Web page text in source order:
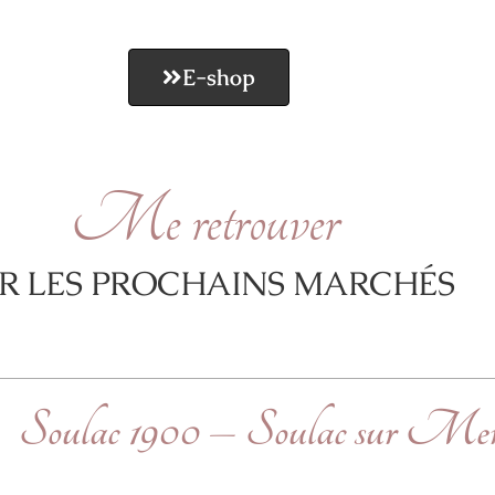
E-shop
Me retrouver
LES PROCHAINS MARCHÉS
Soulac 1900 – Soulac sur